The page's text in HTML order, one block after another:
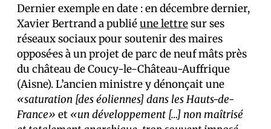
Dernier exemple en date : en décembre dernier,
Xavier Bertrand a publiéune lettresur ses
réseaux sociaux pour soutenir des maires
opposé·es à un projet de parc de neuf mâts près
du château de Coucy-le-Château-Auffrique
(Aisne). L’ancien ministre y dénonçait une
«saturation [des éoliennes] dans les Hauts-de-
France» et «un développement […] non maîtrisé